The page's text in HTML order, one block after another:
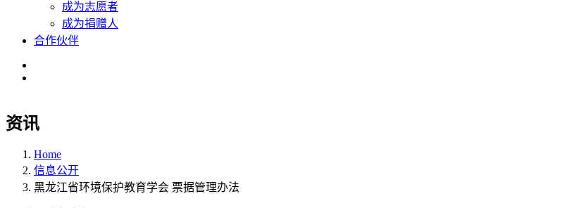
成为志愿者
成为捐赠人
合作伙伴
资讯
Home
信息公开
黑龙江省环境保护教育学会 票据管理办法